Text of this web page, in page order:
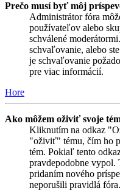
Prečo musí byť môj
Administrátor fóra
používateľov alebo
schválené
schvaľovanie, alebo
je schvaľovanie
pre viac informácií.
Hore
Ako môžem oživiť svoje
Kliknutím na odkaz
"oživiť" tému, čím ho
tém. Pokiaľ tento
pravdepodobne
pridaním nového
neporušili pravidlá fóra.